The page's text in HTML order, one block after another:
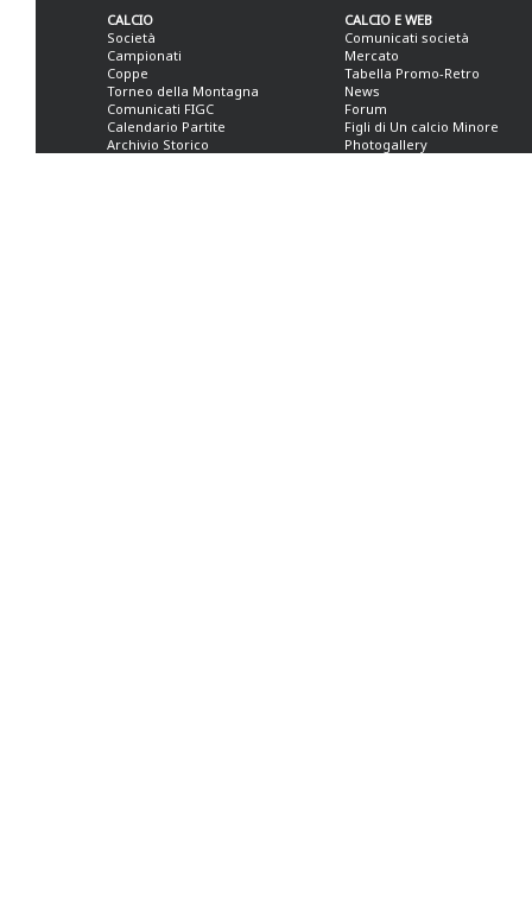
CALCIO
Società
Campionati
Coppe
Torneo della Montagna
Comunicati FIGC
Calendario Partite
Archivio Storico
CALCIO E WEB
Comunicati società
Mercato
Tabella Promo-Retro
News
Forum
Figli di Un calcio Minore
Photogallery